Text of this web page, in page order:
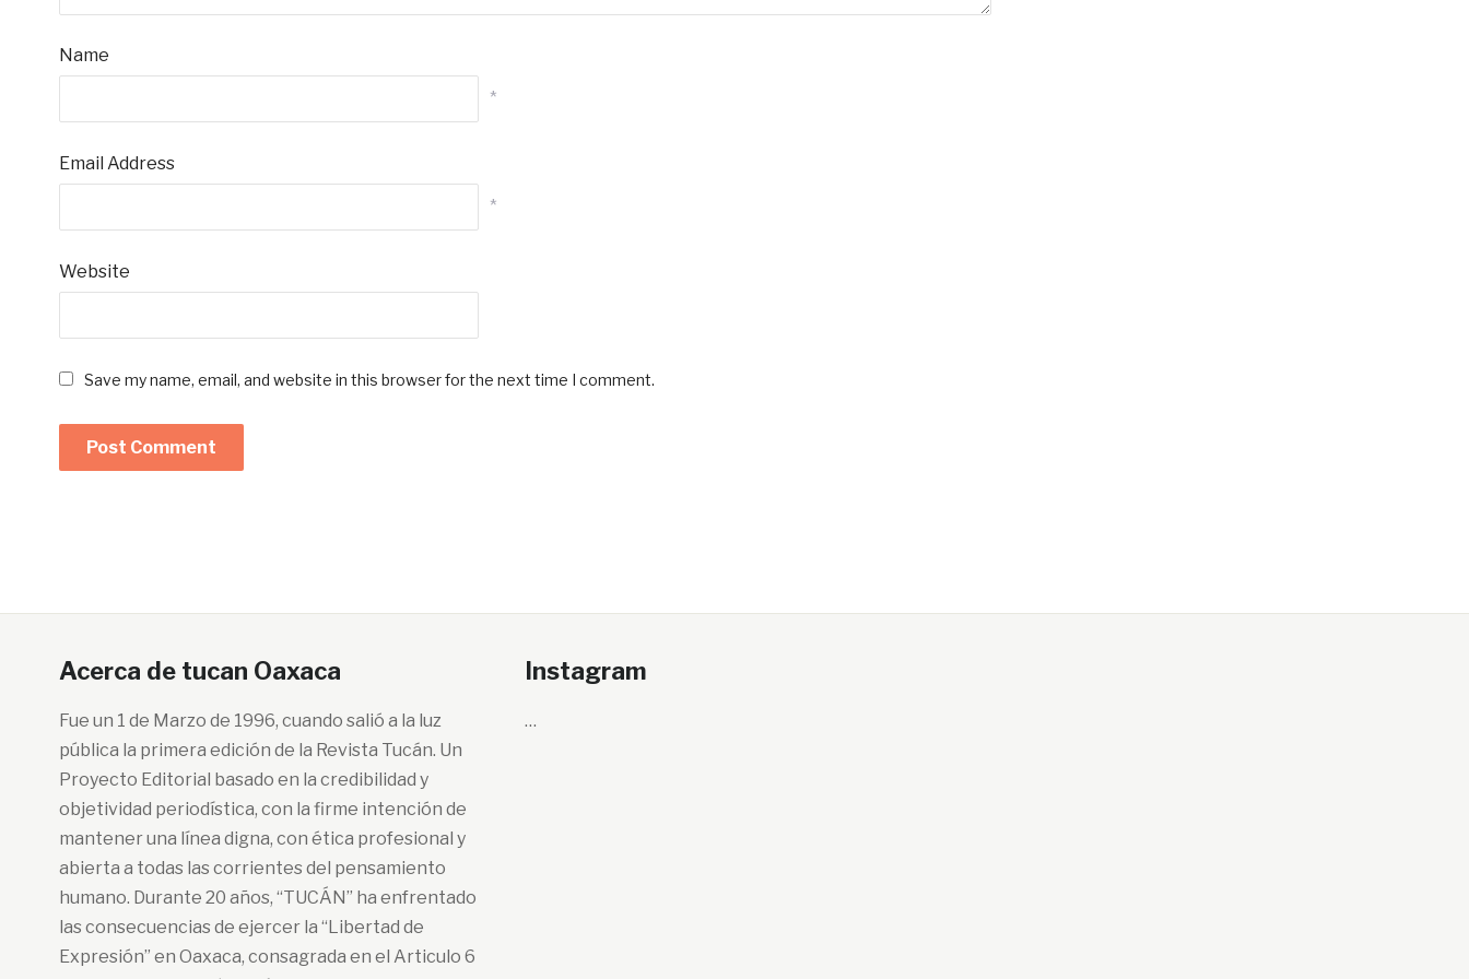
Name
*
Email Address
*
Website
Save my name, email, and website in this browser for the next time I comment.
Acerca de tucan Oaxaca
Fue un 1 de Marzo de 1996, cuando salió a la luz
pública la primera edición de la Revista Tucán. Un
Proyecto Editorial basado en la credibilidad y
objetividad periodística, con la firme intención de
mantener una línea digna, con ética profesional y
abierta a todas las corrientes del pensamiento
humano. Durante 20 años, “TUCÁN” ha enfrentado
las consecuencias de ejercer la “Libertad de
Expresión” en Oaxaca, consagrada en el Articulo 6
Instagram
…